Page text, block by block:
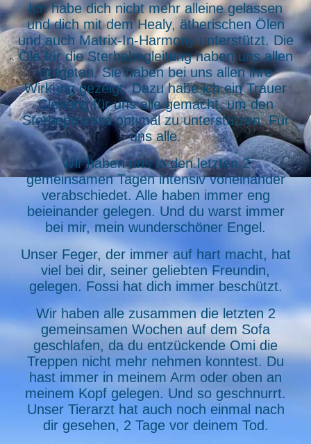
Ich habe dich nicht mehr alleine gelassen
und dich mit dem Healy, ätherischen Ölen
und auch Matrix-In-Harmony unterstützt. Die
Öle für die Sterbebegleitung haben uns allen
gutgetan. Sie haben bei uns allen ihre
Wirkung gezeigt. Dazu habe ich ein Trauer
Clearing für uns alle gemacht, um den
Sterbeprozess optimal zu unterstützen. Für
uns alle.
Wir haben uns in den letzten 2
gemeinsamen Tagen intensiv voneinander
verabschiedet. Alle haben immer eng
beieinander gelegen. Und du warst immer
bei mir, mein wunderschöner Engel.
Unser Feger, der immer auf hart macht, hat
viel bei dir, seiner geliebten Freundin,
gelegen. Fossi hat dich immer beschützt.
Wir haben alle zusammen die letzten 2
gemeinsamen Wochen auf dem Sofa
geschlafen, da du entzückende Omi die
Treppen nicht mehr nehmen konntest. Du
hast immer in meinem Arm oder oben an
meinem Kopf gelegen. Und so geschnurrt.
Unser Tierarzt hat auch noch einmal nach
dir gesehen, 2 Tage vor deinem Tod.